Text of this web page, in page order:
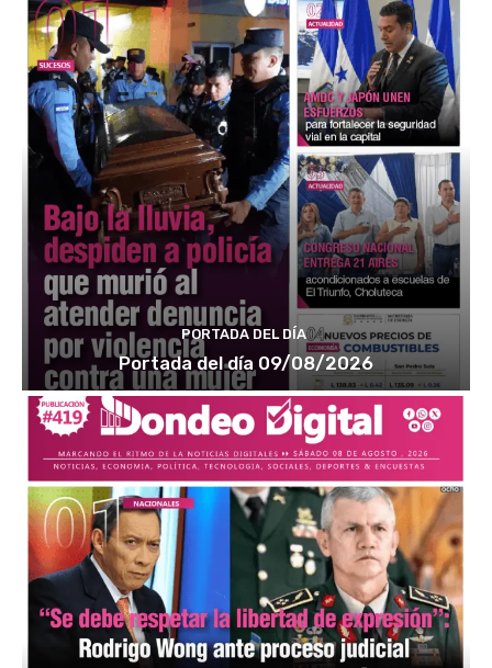
PORTADA DEL DÍA
Portada del día 09/08/2026